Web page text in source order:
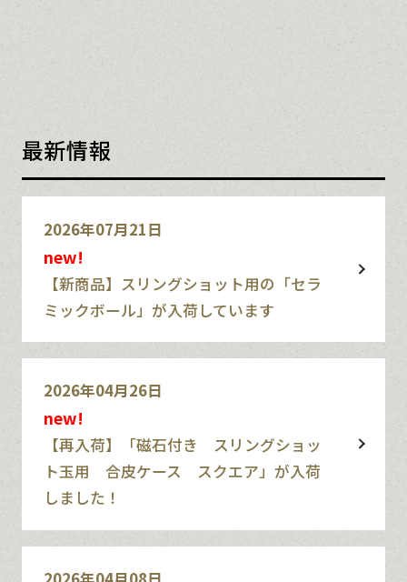
最新情報
2026年07月21日
new!
【新商品】スリングショット用の「セラ
ミックボール」が入荷しています
2026年04月26日
new!
【再入荷】「磁石付き スリングショッ
ト玉用 合皮ケース スクエア」が入荷
しました！